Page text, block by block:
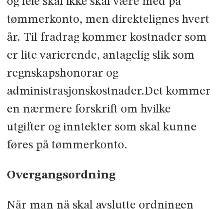
tømmerkonto, men direktelignes hvert
år. Til fradrag kommer kostnader som
er lite varierende, antagelig slik som
regnskapshonorar og
administrasjonskostnader.Det kommer
en nærmere forskrift om hvilke
utgifter og inntekter som skal kunne
føres på tømmerkonto.
Overgangsordning
Når man nå skal avslutte ordningen